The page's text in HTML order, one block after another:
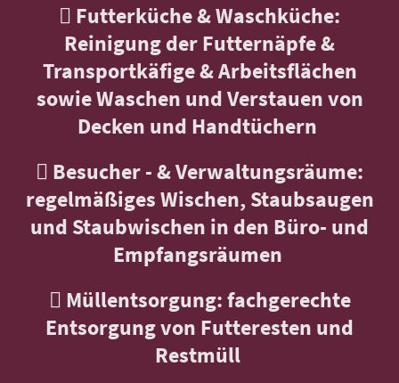
 Futterküche & Waschküche:
Reinigung der Futternäpfe &
Transportkäfige & Arbeitsflächen
sowie Waschen und Verstauen von
Decken und Handtüchern
 Besucher - & Verwaltungsräume:
regelmäßiges Wischen, Staubsaugen
und Staubwischen in den Büro- und
Empfangsräumen
 Müllentsorgung: fachgerechte
Entsorgung von Futteresten und
Restmüll